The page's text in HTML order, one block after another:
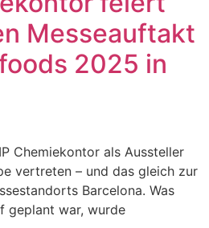
Messeauftakt
2025 in
Chemiekontor als Aussteller
vertreten – und das gleich zur
Barcelona. Was
geplant war, wurde